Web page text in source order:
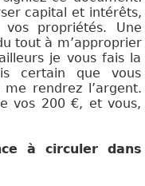
capital et intérêts,
propriétés. Une
tout à m’approprier
je vous fais la
certain que vous
rendrez l’argent.
vos 200 €, et vous,
à circuler dans